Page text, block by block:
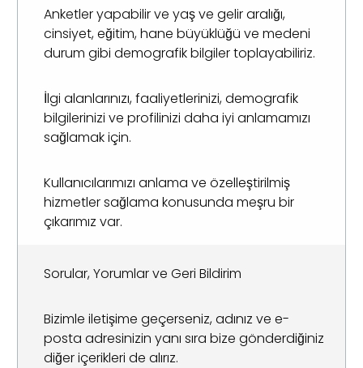
Anketler yapabilir ve yaş ve gelir aralığı,
cinsiyet, eğitim, hane büyüklüğü ve medeni
durum gibi demografik bilgiler toplayabiliriz.
İlgi alanlarınızı, faaliyetlerinizi, demografik
bilgilerinizi ve profilinizi daha iyi anlamamızı
sağlamak için.
Kullanıcılarımızı anlama ve özelleştirilmiş
hizmetler sağlama konusunda meşru bir
çıkarımız var.
Sorular, Yorumlar ve Geri Bildirim
Bizimle iletişime geçerseniz, adınız ve e-
posta adresinizin yanı sıra bize gönderdiğiniz
diğer içerikleri de alırız.